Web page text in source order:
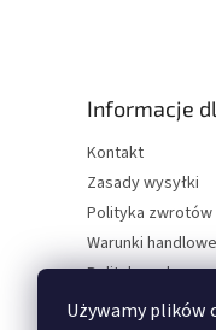
Używamy plików
Informacje
Kontakt
Zasady wysyłki
Polityka zwrotów
Warunki handlowe
Polityka ochrony
O nas